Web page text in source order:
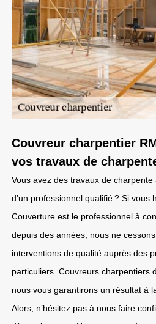
Couvreur charpentier
vos travaux de
Vous avez des travaux de
d’un professionnel qualifié ? Si vous
Couverture est le professionnel à
depuis des années, nous ne
interventions de qualité auprès des
particuliers. Couvreurs charpentiers
nous vous garantirons un résultat à
Alors, n’hésitez pas à nous faire